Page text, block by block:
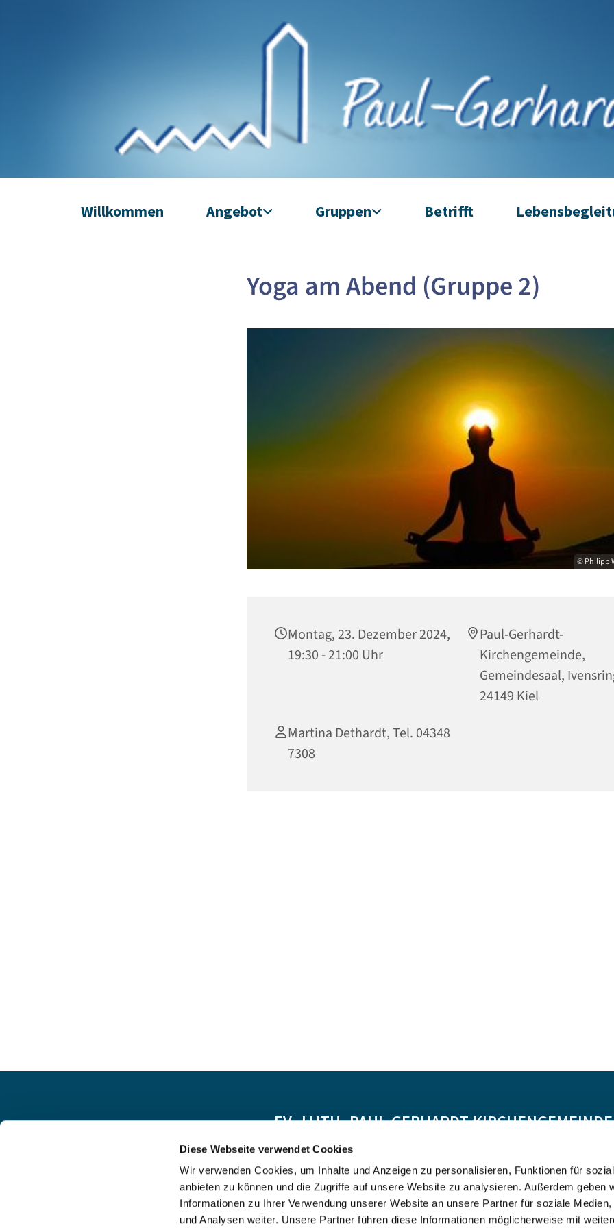
Diese Webseite verwendet Cookies
Wir verwenden Cookies, um Inhalte und Anzeigen zu personalisieren, Funktionen für
anbieten zu können und die Zugriffe auf unsere Website zu analysieren. Außerdem geben
Informationen zu Ihrer Verwendung unserer Website an unsere Partner für soziale Medien,
und Analysen weiter. Unsere Partner führen diese Informationen möglicherweise mit
Willkommen Angebot Gruppen Betrifft
Yoga am Abend (Gruppe 2)
© Philipp
Montag, 23. Dezember 2024,
19:30 - 21:00 Uhr
Paul-Gerhardt-
Kirchengemeinde,
Gemeindesaal,
24149 Kiel
Martina Dethardt, Tel. 04348
7308
EV.-LUTH. PAUL-GERHARDT-
Spendenkonto:
DE55 5206 0410 0706 4634 01, Evangelische Bank
Kontoinhaber: Ev.-Luth. Kirchenkreis Altholstein